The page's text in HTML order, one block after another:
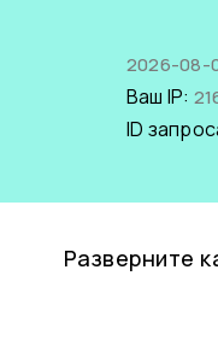
2026-08-
Ваш IP:
ID
Разверните